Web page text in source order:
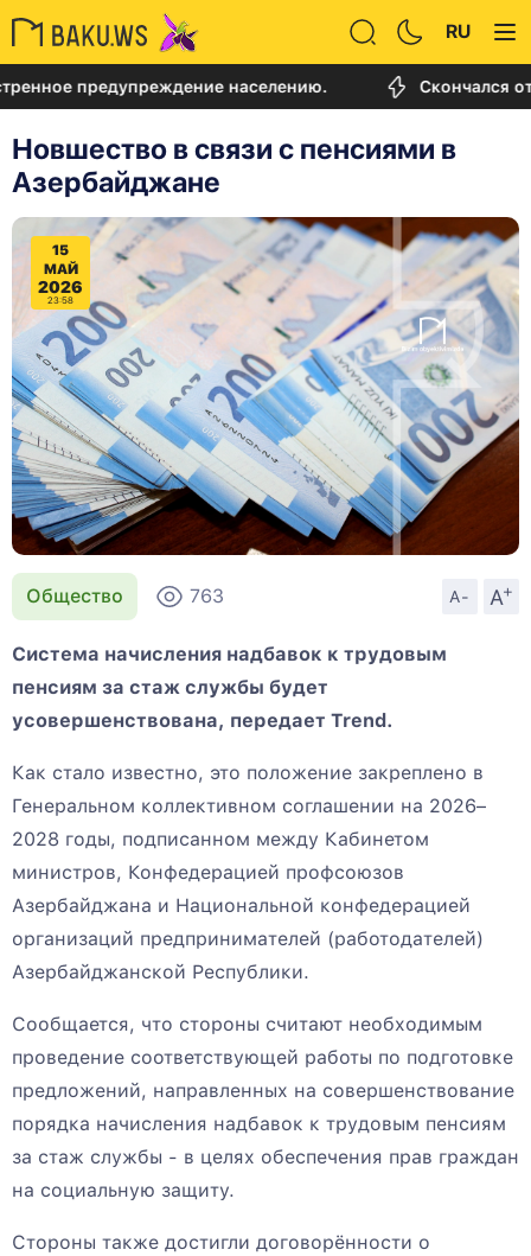
RU
предупреждение населению. Скончался отец
Новшество в связи с пенсиями в
Азербайджане
15
МАЙ
2026
23:58
Общество 763 A- A
+
Система начисления надбавок к трудовым
пенсиям за стаж службы будет
усовершенствована, передает Trend.
Как стало известно, это положение закреплено в
Генеральном коллективном соглашении на 2026–
2028 годы, подписанном между Кабинетом
министров, Конфедерацией профсоюзов
Азербайджана и Национальной конфедерацией
организаций предпринимателей (работодателей)
Азербайджанской Республики.
Сообщается, что стороны считают необходимым
проведение соответствующей работы по подготовке
предложений, направленных на совершенствование
порядка начисления надбавок к трудовым пенсиям
за стаж службы - в целях обеспечения прав граждан
на социальную защиту.
Стороны также достигли договорённости о